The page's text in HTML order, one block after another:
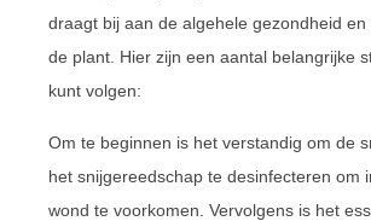
draagt bij aan de algehele gezondheid en
de plant. Hier zijn een aantal belangrijke
kunt volgen:
Om te beginnen is het verstandig om de
het snijgereedschap te desinfecteren om
wond te voorkomen. Vervolgens is het